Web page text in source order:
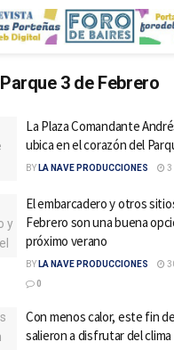
Parque 3 de Febrero
La Plaza Comandante
ubica en el corazón del
BY LA NAVE PRODUCCIONES 3
El embarcadero y otros
Febrero son una buena
próximo verano
BY LA NAVE PRODUCCIONES
0
Con menos calor, este fin
salieron a disfrutar del